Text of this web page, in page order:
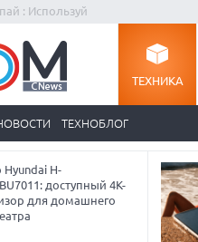
: Используй
ТЕХНИКА
ТЕХНОБЛОГ
H-
доступный 4K-
для домашнего